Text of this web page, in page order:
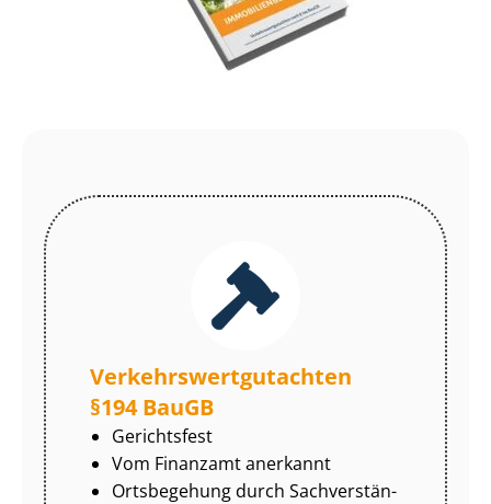
Ver­kehrs­wert­gut­ach­ten
§194 BauGB
Gerichtsfest
Vom Finanzamt anerkannt
Ortsbegehung durch Sach­ver­stän­